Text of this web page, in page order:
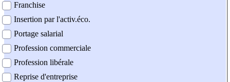
Franchise
Insertion par l'activ.éco.
Portage salarial
Profession commerciale
Profession libérale
Reprise d'entreprise